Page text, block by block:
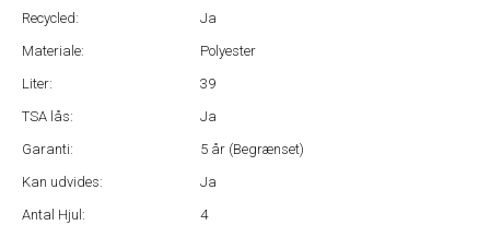
Recycled:
Ja
Materiale:
Polyester
Liter:
39
TSA lås:
Ja
Garanti:
5 år (Begrænset)
Kan udvides:
Ja
Antal Hjul:
4